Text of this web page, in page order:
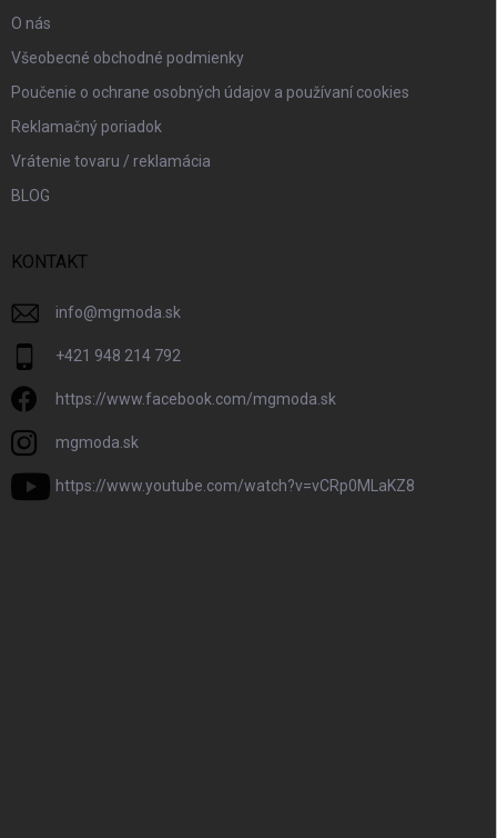
O nás
Všeobecné obchodné podmienky
Poučenie o ochrane osobných údajov a používaní cookies
Reklamačný poriadok
Vrátenie tovaru / reklamácia
BLOG
KONTAKT
info@mgmoda.sk
+421 948 214 792
https://www.facebook.com/mgmoda.sk
mgmoda.sk
https://www.youtube.com/watch?v=vCRp0MLaKZ8